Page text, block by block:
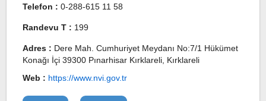
Telefon : 0-288-615 11 58
Randevu T : 199
Adres : Dere Mah. Cumhuriyet Meydanı No:7/1 Hükümet
Konağı İçi 39300 Pınarhisar Kırklareli, Kırklareli
Web : https://www.nvi.gov.tr